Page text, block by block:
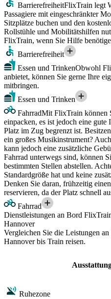
BarrierefreiheitFlixTrain legt
Passagiere mit eingeschränkter
Sitzplätze buchen und den
Rollstühle und Mobilitätshilfen
FlixTrain, wenn Sie Hilfe
Barrierefreiheit
Essen und TrinkenObwohl
anbietet, können Sie gerne Ihre
mitbringen.
Essen und Trinken
FahrradMit FlixTrain können
einpacken, es ist jedoch eine
Platz im Zug begrenzt ist.
ein großes Musikinstrument?
kann jedoch eine zusätzliche
Fahrrad unterwegs sind, können
bestimmten Stellen abstellen.
Standardgröße hat und keine
Denken Sie daran, frühzeitig
reservieren, da der Platz schnell
Fahrrad
Dienstleistungen an Bord
Hannover
Vergleichen Sie die Leistungen
Hannover bis Train reisen.
Ruhezone